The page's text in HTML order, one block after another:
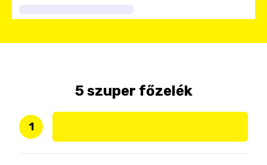
5 szuper főzelék
1